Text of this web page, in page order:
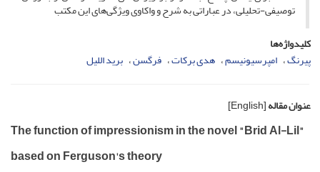
توصیفی-تحلیلی، در عباراتی به شرح و واکاوی ویژگی‌های این مکتب
کلیدواژه‌ها
پیرنگ امپرسیونیسم هدی برکات فرگسن برید اللیل
عنوان مقاله[English]
The function of impressionism in the novel "Brid Al-Lil"
based on Ferguson's theory